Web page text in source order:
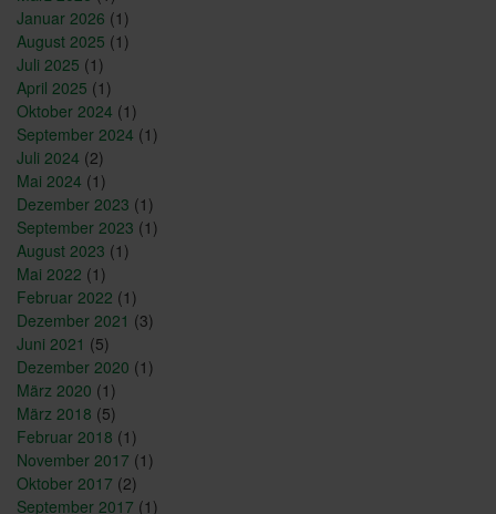
Januar 2026 (1)
August 2025 (1)
Juli 2025 (1)
April 2025 (1)
Oktober 2024 (1)
September 2024 (1)
Juli 2024 (2)
Mai 2024 (1)
Dezember 2023 (1)
September 2023 (1)
August 2023 (1)
Mai 2022 (1)
Februar 2022 (1)
Dezember 2021 (3)
Juni 2021 (5)
Dezember 2020 (1)
März 2020 (1)
März 2018 (5)
Februar 2018 (1)
November 2017 (1)
Oktober 2017 (2)
September 2017 (1)